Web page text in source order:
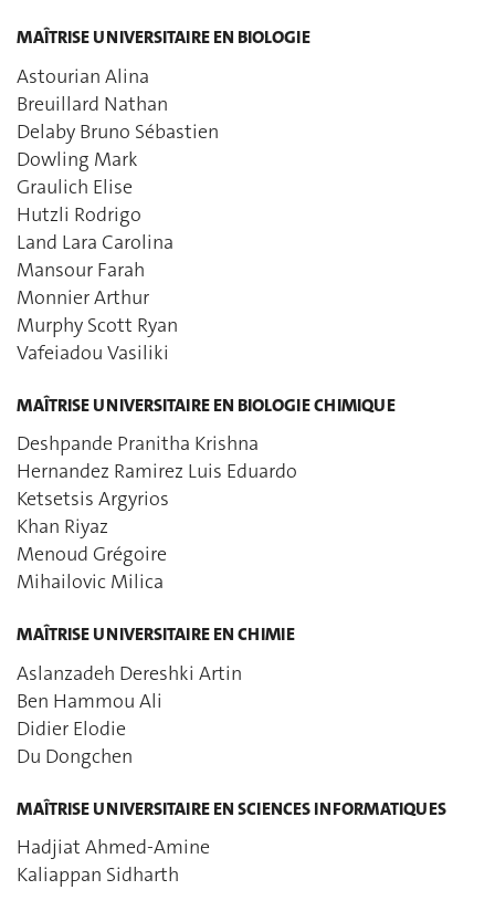
MAÎTRISE UNIVERSITAIRE EN BIOLOGIE
Astourian Alina
Breuillard Nathan
Delaby Bruno Sébastien
Dowling Mark
Graulich Elise
Hutzli Rodrigo
Land Lara Carolina
Mansour Farah
Monnier Arthur
Murphy Scott Ryan
Vafeiadou Vasiliki
MAÎTRISE UNIVERSITAIRE EN BIOLOGIE CHIMIQUE
Deshpande Pranitha Krishna
Hernandez Ramirez Luis Eduardo
Ketsetsis Argyrios
Khan Riyaz
Menoud Grégoire
Mihailovic Milica
MAÎTRISE UNIVERSITAIRE EN CHIMIE
Aslanzadeh Dereshki Artin
Ben Hammou Ali
Didier Elodie
Du Dongchen
MAÎTRISE UNIVERSITAIRE EN SCIENCES INFORMATIQUES
Hadjiat Ahmed-Amine
Kaliappan Sidharth